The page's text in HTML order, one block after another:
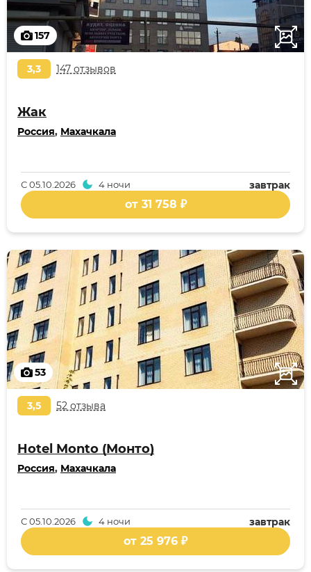
157
3,3 147 отзывов
Жак
Россия, Махачкала
завтрак
С05.10.2026 4 ночи
от 31 758 ₽
53
3,5 52 отзыва
Hotel Monto (Монто)
Россия, Махачкала
завтрак
С05.10.2026 4 ночи
от 25 976 ₽